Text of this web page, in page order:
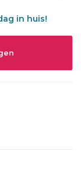
in huis!